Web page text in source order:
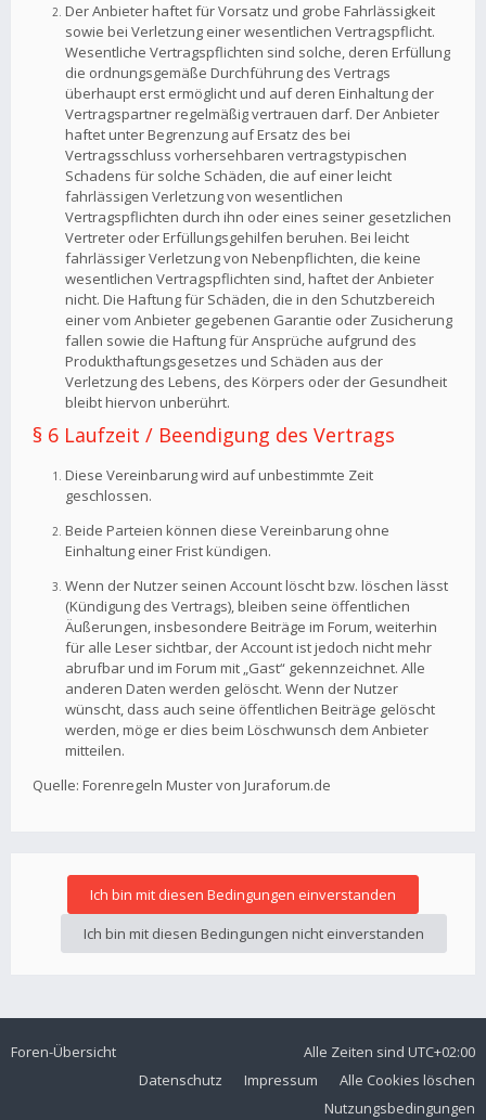
Der Anbieter haftet für Vorsatz und grobe Fahrlässigkeit
sowie bei Verletzung einer wesentlichen Vertragspflicht.
Wesentliche Vertragspflichten sind solche, deren Erfüllung
die ordnungsgemäße Durchführung des Vertrags
überhaupt erst ermöglicht und auf deren Einhaltung der
Vertragspartner regelmäßig vertrauen darf. Der Anbieter
haftet unter Begrenzung auf Ersatz des bei
Vertragsschluss vorhersehbaren vertragstypischen
Schadens für solche Schäden, die auf einer leicht
fahrlässigen Verletzung von wesentlichen
Vertragspflichten durch ihn oder eines seiner gesetzlichen
Vertreter oder Erfüllungsgehilfen beruhen. Bei leicht
fahrlässiger Verletzung von Nebenpflichten, die keine
wesentlichen Vertragspflichten sind, haftet der Anbieter
nicht. Die Haftung für Schäden, die in den Schutzbereich
einer vom Anbieter gegebenen Garantie oder Zusicherung
fallen sowie die Haftung für Ansprüche aufgrund des
Produkthaftungsgesetzes und Schäden aus der
Verletzung des Lebens, des Körpers oder der Gesundheit
bleibt hiervon unberührt.
§ 6 Laufzeit / Beendigung des Vertrags
Diese Vereinbarung wird auf unbestimmte Zeit
geschlossen.
Beide Parteien können diese Vereinbarung ohne
Einhaltung einer Frist kündigen.
Wenn der Nutzer seinen Account löscht bzw. löschen lässt
(Kündigung des Vertrags), bleiben seine öffentlichen
Äußerungen, insbesondere Beiträge im Forum, weiterhin
für alle Leser sichtbar, der Account ist jedoch nicht mehr
abrufbar und im Forum mit „Gast“ gekennzeichnet. Alle
anderen Daten werden gelöscht. Wenn der Nutzer
wünscht, dass auch seine öffentlichen Beiträge gelöscht
werden, möge er dies beim Löschwunsch dem Anbieter
mitteilen.
Quelle: Forenregeln Muster von Juraforum.de
Foren-Übersicht Alle Zeiten sind UTC+02:00
Alle Cookies löschen
Impressum
Datenschutz
Nutzungsbedingungen